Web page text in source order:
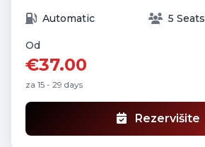
Automatic 5 Seats
Od
€37.00
za 15 - 29 days
Rezervišite